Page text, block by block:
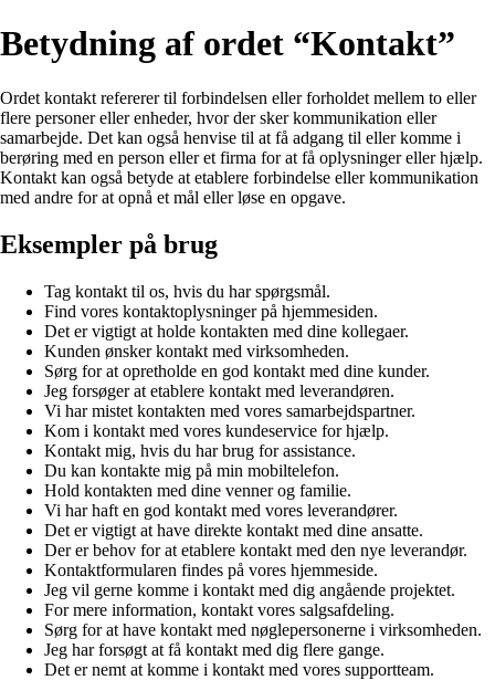
Betydning af ordet “Kontakt”
Ordet kontakt refererer til forbindelsen eller forholdet mellem to eller
flere personer eller enheder, hvor der sker kommunikation eller
samarbejde. Det kan også henvise til at få adgang til eller komme i
berøring med en person eller et firma for at få oplysninger eller hjælp.
Kontakt kan også betyde at etablere forbindelse eller kommunikation
med andre for at opnå et mål eller løse en opgave.
Eksempler på brug
Tag kontakt til os, hvis du har spørgsmål.
Find vores kontaktoplysninger på hjemmesiden.
Det er vigtigt at holde kontakten med dine kollegaer.
Kunden ønsker kontakt med virksomheden.
Sørg for at opretholde en god kontakt med dine kunder.
Jeg forsøger at etablere kontakt med leverandøren.
Vi har mistet kontakten med vores samarbejdspartner.
Kom i kontakt med vores kundeservice for hjælp.
Kontakt mig, hvis du har brug for assistance.
Du kan kontakte mig på min mobiltelefon.
Hold kontakten med dine venner og familie.
Vi har haft en god kontakt med vores leverandører.
Det er vigtigt at have direkte kontakt med dine ansatte.
Der er behov for at etablere kontakt med den nye leverandør.
Kontaktformularen findes på vores hjemmeside.
Jeg vil gerne komme i kontakt med dig angående projektet.
For mere information, kontakt vores salgsafdeling.
Sørg for at have kontakt med nøglepersonerne i virksomheden.
Jeg har forsøgt at få kontakt med dig flere gange.
Det er nemt at komme i kontakt med vores supportteam.